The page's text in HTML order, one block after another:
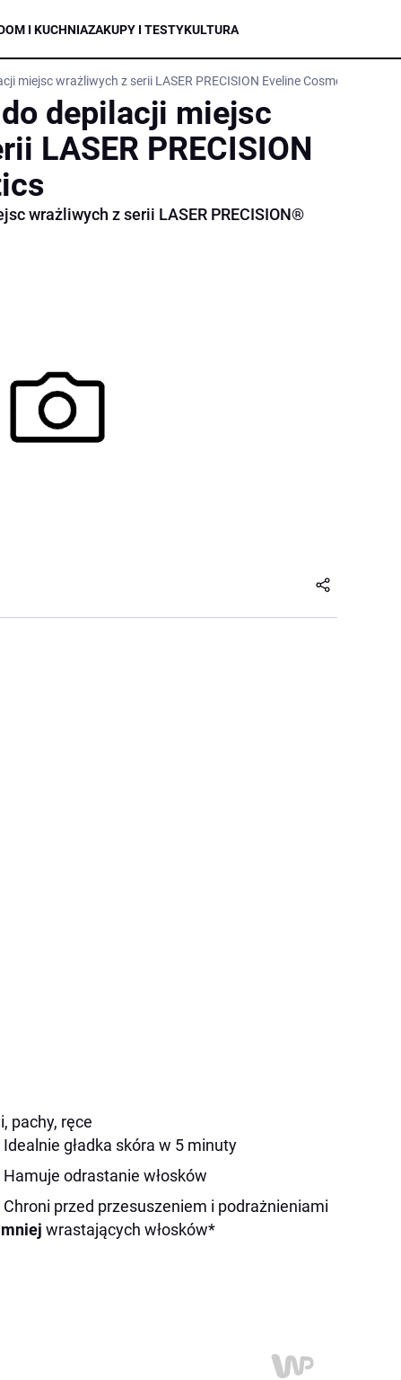
I KUCHNIAZAKUPY I TESTYKULTURA
miejsc wrażliwych z serii LASER PRECISION Eveline Cosmetics
depilacji miejsc
LASER PRECISION
wrażliwych z serii LASER PRECISION®
pachy, ręce
Idealnie gładka skóra w 5 minuty
Hamuje odrastanie włosków
Chroni przed przesuszeniem i podrażnieniami
wrastających włosków*